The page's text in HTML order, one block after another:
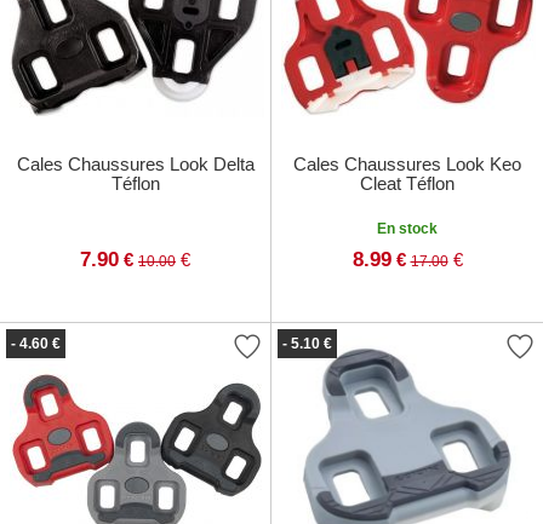
Cales Chaussures Look Delta
Téflon
7.90 € 10.00 €
Cales Chaussures Look Keo
Cleat Téflon
En stock
8.99 € 17.00€
- 4.60 € - 5.10 €